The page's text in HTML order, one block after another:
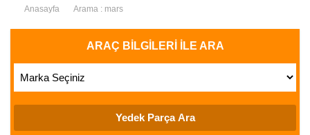
Anasayfa Arama : mars
ARAÇ BILGILERI İLE ARA